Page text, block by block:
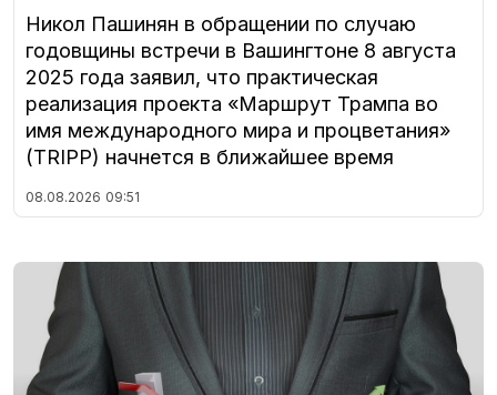
Никол Пашинян в обращении по случаю
годовщины встречи в Вашингтоне 8 августа
2025 года заявил, что практическая
реализация проекта «Маршрут Трампа во
имя международного мира и процветания»
(TRIPP) начнется в ближайшее время
08.08.2026 09:51